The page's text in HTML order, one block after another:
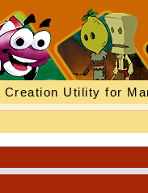
Creation Utility for